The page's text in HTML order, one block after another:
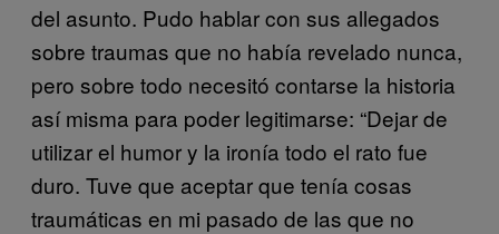
del asunto. Pudo hablar con sus allegados
sobre traumas que no había revelado nunca,
pero sobre todo necesitó contarse la historia
así misma para poder legitimarse: “Dejar de
utilizar el humor y la ironía todo el rato fue
duro. Tuve que aceptar que tenía cosas
traumáticas en mi pasado de las que no